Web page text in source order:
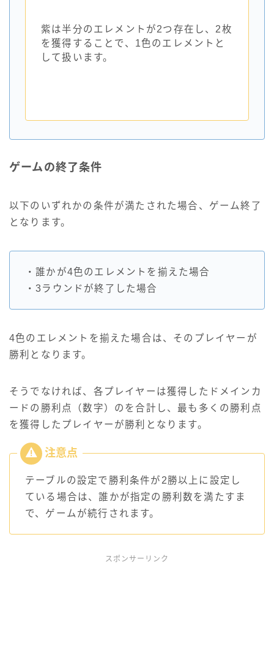
紫は半分のエレメントが2つ存在し、2枚
を獲得することで、1色のエレメントと
して扱います。
ゲームの終了条件
以下のいずれかの条件が満たされた場合、ゲーム終了
となります。
・誰かが4色のエレメントを揃えた場合
・3ラウンドが終了した場合
4色のエレメントを揃えた場合は、そのプレイヤーが
勝利となります。
そうでなければ、各プレイヤーは獲得したドメインカ
ードの勝利点（数字）のを合計し、最も多くの勝利点
を獲得したプレイヤーが勝利となります。
テーブルの設定で勝利条件が2勝以上に設定し
ている場合は、誰かが指定の勝利数を満たすま
で、ゲームが続行されます。
スポンサーリンク